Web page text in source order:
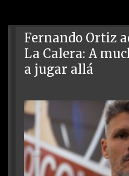
Fernando Ortiz
La Calera: A
a jugar allá